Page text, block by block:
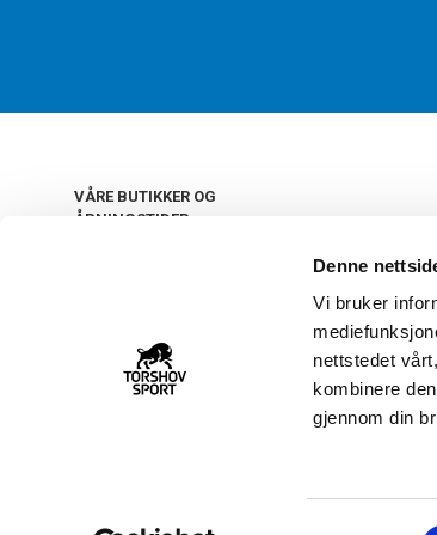
Denne
Vi bruker
nettstedet
kombinere
gjennom din
VÅRE BUTIKKER OG
ÅPNINGSTIDER
22 09 20 20